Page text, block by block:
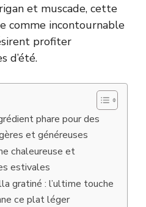
et muscade, cette
comme incontournable
profiter
d’été.
phare pour des
et généreuses
chaleureuse et
estivales
gratiné : l’ultime touche
ce plat léger